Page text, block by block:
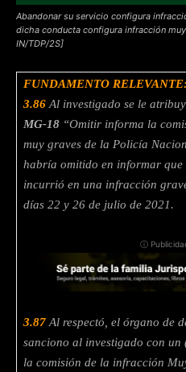
Abandonar su servicio configura
dicha conducta configura infracción
IN/TDP/2S]
FUNDAMENTO RELEVANTE:
3.86 Al investigado se le
MG-18 “Omitir informa la
muy graves de la Policía
habría omitido en informar
incurrió en una infracción
días 22 y 26 de julio de 2021.
ⓘ
3.87 Al respectó, el órgano de
sanciono al investigado con
la comisión de la infracción